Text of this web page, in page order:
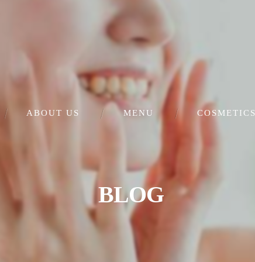
ABOUT US MENU
肌再生美顔（シミ・毛穴）
フェイシャルエステ
ダイエット・妊活
セルフホワイトニング
COSMETICS
BLOG